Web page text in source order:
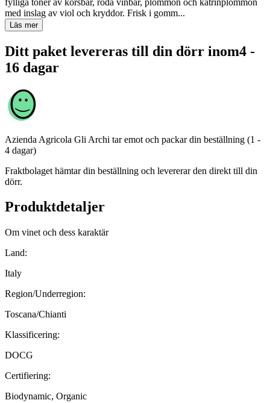
med inslag av viol och kryddor. Frisk i gomm...
Läs mer
Ditt paket levereras till din dörr inom4 -
16 dagar
Azienda Agricola Gli Archi tar emot och packar din beställning (1 -
4 dagar)
Fraktbolaget hämtar din beställning och levererar den direkt till din
dörr.
Produktdetaljer
Om vinet och dess karaktär
Land:
Italy
Region/Underregion:
Toscana/Chianti
Klassificering:
DOCG
Certifiering:
Biodynamic, Organic